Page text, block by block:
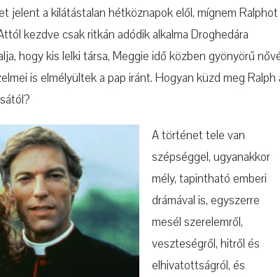
jelent a kilátástalan hétköznapok elől, mígnem Ralphot
kezdve csak ritkán adódik alkalma Droghedára
hogy kis lelki társa, Meggie idő közben gyönyörű
is elmélyültek a pap iránt. Hogyan küzd meg Ralph
A történet tele van
szépséggel, ugyanakkor
mély, tapintható emberi
drámával is, egyszerre
mesél szerelemről,
veszteségről, hitről és
elhivatottságról, és